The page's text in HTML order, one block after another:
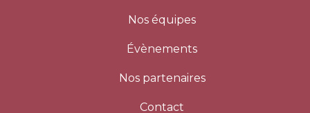
Nos équipes
Évènements
Nos partenaires
Contact